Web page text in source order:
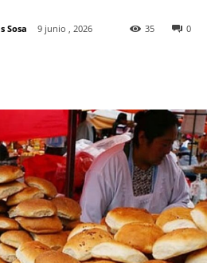
Sosa 9 junio , 2026 0
35